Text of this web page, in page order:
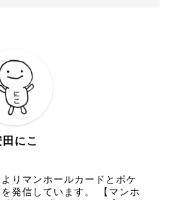
にこ
りマンホールカードとポケ
発信しています。 【マンホ